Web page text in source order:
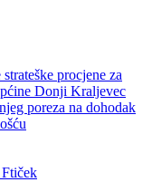
procjene za
Donji Kraljevec
poreza na dohodak